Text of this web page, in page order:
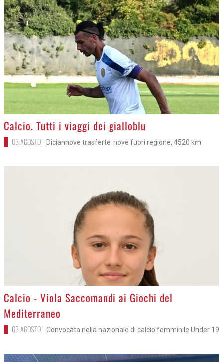
>
Calcio. Tutti i viaggi dei gialloblu
03 AGOSTO Diciannove trasferte, nove fuori regione, 4520 km
>
Calcio - Viola Saccomandi ai Giochi del
Mediterraneo
03 AGOSTO Convocata nella nazionale di calcio femminile Under 19